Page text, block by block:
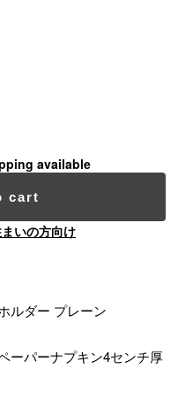
available
cart
いの方向け
ルダー プレーン
ーパーナプキン4センチ厚